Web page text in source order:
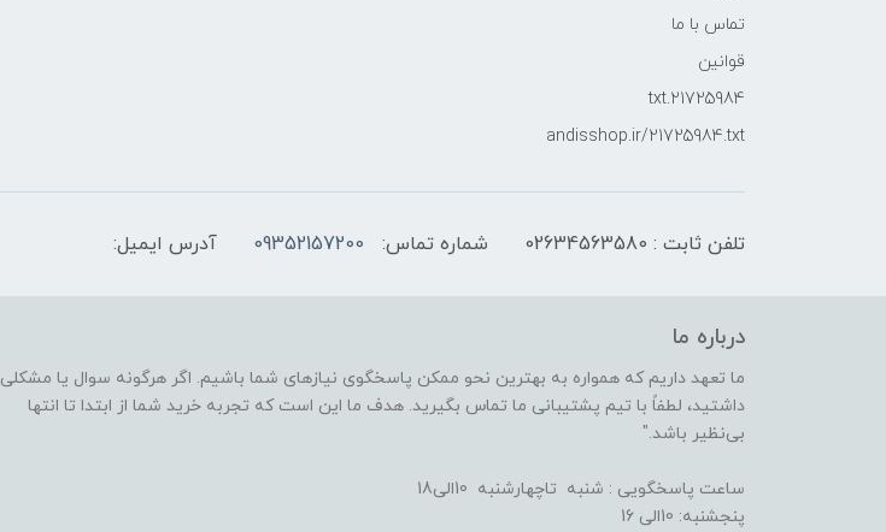
تماس با ما
قوانین
21725984.txt
andisshop.ir/21725984.txt
تلفن ثابت : 02634563580 شماره تماس: 09352157200 آدرس ایمیل:
درباره ما
ما تعهد داریم که همواره به بهترین نحو ممکن پاسخگوی نیازهای شما باشیم. اگر هرگونه سوال یا مشکلی
داشتید، لطفاً با تیم پشتیبانی ما تماس بگیرید. هدف ما این است که تجربه خرید شما از ابتدا تا انتها
بی‌نظیر باشد."
ساعت پاسخگویی : شنبه تاچهارشنبه 10الی18
پنجشنبه: 10الی 16